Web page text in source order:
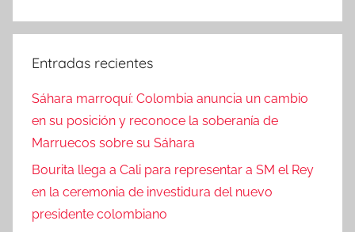
Entradas recientes
Sáhara marroquí: Colombia anuncia un cambio
en su posición y reconoce la soberanía de
Marruecos sobre su Sáhara
Bourita llega a Cali para representar a SM el Rey
en la ceremonia de investidura del nuevo
presidente colombiano